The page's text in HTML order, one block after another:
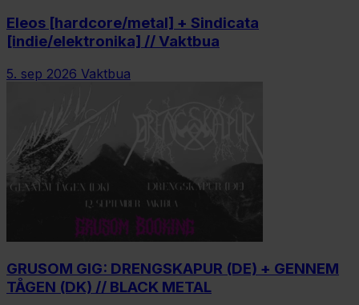
Eleos [hardcore/metal] + Sindicata
[indie/elektronika] // Vaktbua
5. sep 2026 Vaktbua
GRUSOM GIG: DRENGSKAPUR (DE) + GENNEM
TÅGEN (DK) // BLACK METAL